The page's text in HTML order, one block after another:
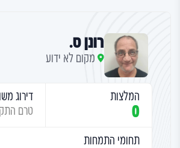
רונן ס.
מקום לא ידוע
המלצות
0
דירוג
טרם
תחומי התמחות